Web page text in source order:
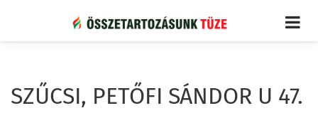
tartalomra
SZŰCSI, PETŐFI SÁNDOR U 47.